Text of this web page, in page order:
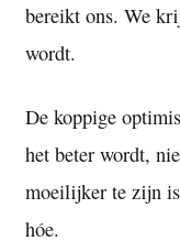
bereikt ons. We
wordt.
De koppige
het beter wordt,
moeilijker te zijn
hóe.